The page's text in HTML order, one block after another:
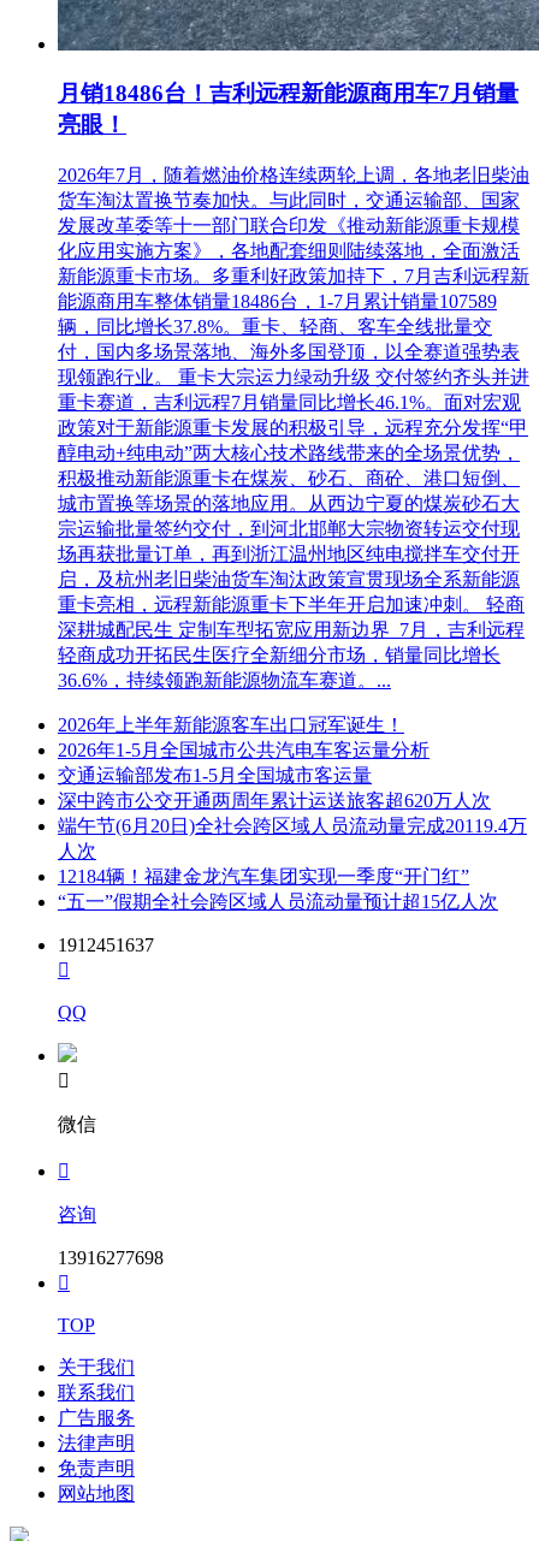
月销18486台！吉利远程新能源商用车7月销量
亮眼！
2026年7月，随着燃油价格连续两轮上调，各地老旧柴油
货车淘汰置换节奏加快。与此同时，交通运输部、国家
发展改革委等十一部门联合印发《推动新能源重卡规模
化应用实施方案》，各地配套细则陆续落地，全面激活
新能源重卡市场。多重利好政策加持下，7月吉利远程新
能源商用车整体销量18486台，1-7月累计销量107589
辆，同比增长37.8%。重卡、轻商、客车全线批量交
付，国内多场景落地、海外多国登顶，以全赛道强势表
现领跑行业。 重卡大宗运力绿动升级 交付签约齐头并进
重卡赛道，吉利远程7月销量同比增长46.1%。面对宏观
政策对于新能源重卡发展的积极引导，远程充分发挥“甲
醇电动+纯电动”两大核心技术路线带来的全场景优势，
积极推动新能源重卡在煤炭、砂石、商砼、港口短倒、
城市置换等场景的落地应用。从西边宁夏的煤炭砂石大
宗运输批量签约交付，到河北邯郸大宗物资转运交付现
场再获批量订单，再到浙江温州地区纯电搅拌车交付开
启，及杭州老旧柴油货车淘汰政策宣贯现场全系新能源
重卡亮相，远程新能源重卡下半年开启加速冲刺。 轻商
深耕城配民生 定制车型拓宽应用新边界 7月，吉利远程
轻商成功开拓民生医疗全新细分市场，销量同比增长
36.6%，持续领跑新能源物流车赛道。...
2026年上半年新能源客车出口冠军诞生！
2026年1-5月全国城市公共汽电车客运量分析
交通运输部发布1-5月全国城市客运量
深中跨市公交开通两周年累计运送旅客超620万人次
端午节(6月20日)全社会跨区域人员流动量完成20119.4万
人次
12184辆！福建金龙汽车集团实现一季度“开门红”
“五一”假期全社会跨区域人员流动量预计超15亿人次
1912451637

QQ

微信

咨询
13916277698

TOP
关于我们
联系我们
广告服务
法律声明
免责声明
网站地图